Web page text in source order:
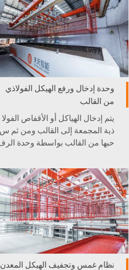
وحدة إدخال ورفع الهيكل الفولاذي
من القالب
يتم إدخال الهياكل أو الأقفاص الفولا
ذية المجمعة إلى القالب ومن ثم
حبها من القالب بواسطة وحدة
موضع القفص أو الشبكة في القال
ب، حيث تعد الجهاز الرئيسي والمه
م في إنتاج الخرسانة الخلوية الخف
يفة.
نظام غمس وتجفيف الهيكل المعدن